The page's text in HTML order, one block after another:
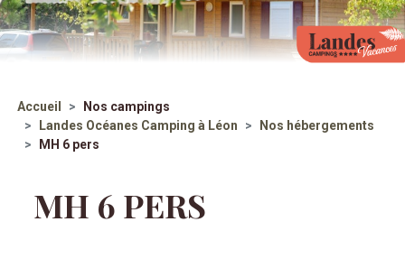
Accueil
Nos campings
Landes Océanes Camping à Léon
Nos hébergements
MH 6 pers
MH 6 PERS